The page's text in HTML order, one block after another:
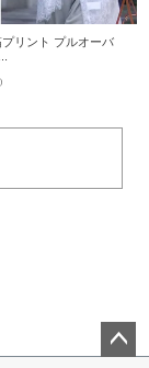
リント プルオーバ